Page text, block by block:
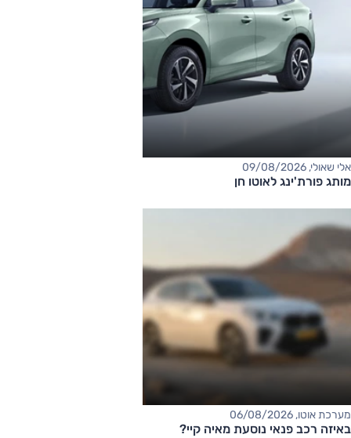
אלי שאולי, 09/08/2026
מותג פורת'ינג לאוטו חן
מערכת אוטו, 06/08/2026
באיזה רכב פנאי נוסעת מאיה קיי?